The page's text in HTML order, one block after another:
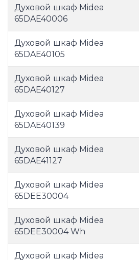
Духовой шкаф Midea
65DAE40006
Духовой шкаф Midea
65DAE40105
Духовой шкаф Midea
65DAE40127
Духовой шкаф Midea
65DAE40139
Духовой шкаф Midea
65DAE41127
Духовой шкаф Midea
65DEE30004
Духовой шкаф Midea
65DEE30004 Wh
Духовой шкаф Midea